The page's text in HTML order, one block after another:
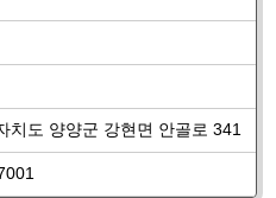
치도 양양군 강현면 안골로 341